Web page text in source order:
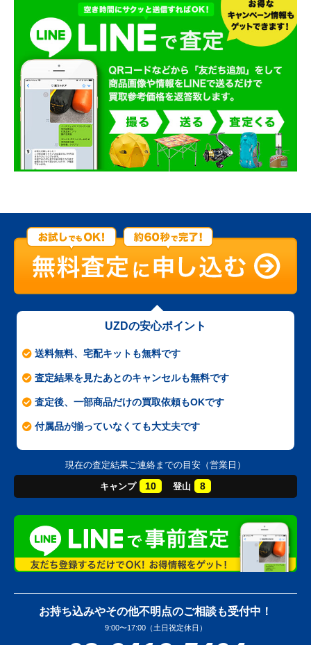
UZDの安心ポイント
送料無料、宅配キットも無料です
査定結果を見たあとのキャンセルも無料です
査定後、一部商品だけの買取依頼もOKです
付属品が揃っていなくても大丈夫です
現在の査定結果ご連絡までの目安（営業日）
キャンプ 10 登山 8
お持ち込みやその他不明点のご相談も受付中！
9:00〜17:00（土日祝定休日）